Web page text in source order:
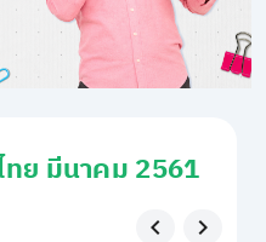
ย มีนาคม 2561